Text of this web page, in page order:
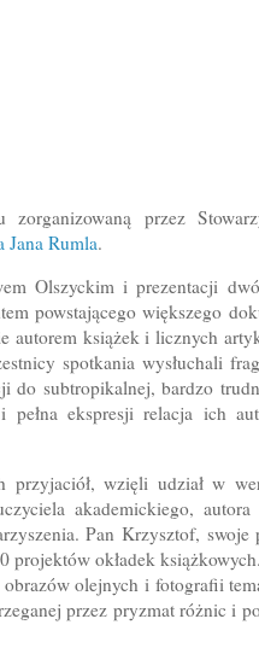
przez
Rumla.
Olszyckim i prezentacji
powstającego większego
autorem książek i licznych
spotkania wysłuchali
do subtropikalnej, bardzo
ekspresji relacja ich
wzięli udział w
akademickiego,
Pan Krzysztof, swoje
projektów okładek
olejnych i fotografii
przez pryzmat różnic i